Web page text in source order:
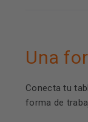
Una
Conecta tu
forma de